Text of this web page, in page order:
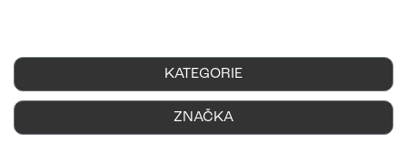
KATEGORIE
ZNAČKA